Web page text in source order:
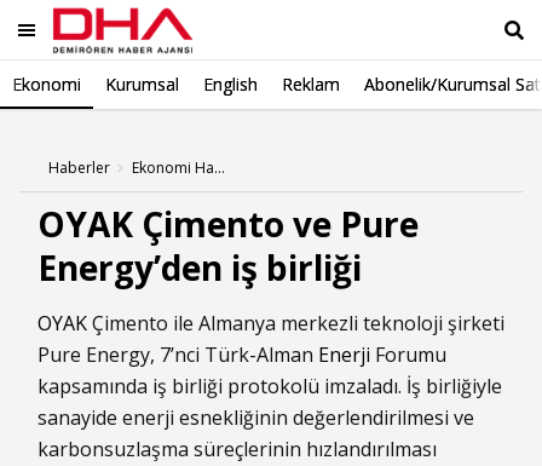
Ekonomi Kurumsal English Reklam Abonelik/Kurumsal
Haberler Ekonomi Haberleri
OYAK Çimento ve Pure
Energy’den iş birliği
OYAKÇimento ile Almanya merkezli teknoloji şirketi
Pure Energy, 7’nci Türk-Alman Enerji Forumu
kapsamında iş birliği protokolü imzaladı. İş birliğiyle
sanayide enerji esnekliğinin değerlendirilmesi ve
karbonsuzlaşma süreçlerinin hızlandırılması